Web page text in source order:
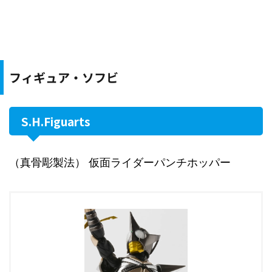
フィギュア・ソフビ
S.H.Figuarts
（真骨彫製法） 仮面ライダーパンチホッパー